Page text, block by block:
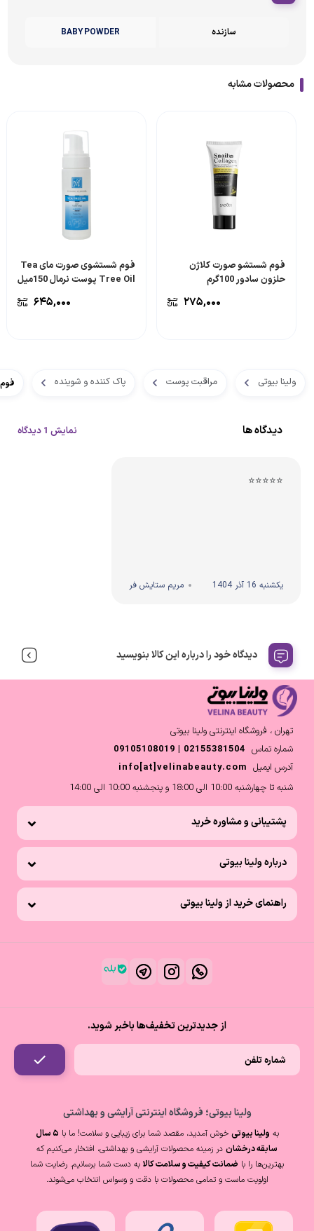
سازنده BABY POWDER
محصولات مشابه
فوم شستشو صورت کلاژن
حلزون سادور 100گرم
۲۷۵,۰۰۰
فوم شستشوی صورت مای Tea
Tree Oil پوست نرمال 150میل
۶۴۵,۰۰۰
ولینا بیوتی مراقبت پوست پاک کننده و شوینده فوم
دیدگاه ها نمایش 1 دیدگاه
⭐⭐⭐⭐⭐
یکشنبه 16 آذر 1404 مریم ستایش فر
دیدگاه خود را درباره این کالا بنویسید
تهران ، فروشگاه اینترنتی ولینا بیوتی
شماره تماس 02155381504 | 09105108019
آدرس ایمیل info[at]velinabeauty.com
شنبه تا چهارشنبه 10:00 الی 18:00 و پنجشنبه 10:00 الی 14:00
پشتیبانی و مشاوره خرید
درباره ولینا بیوتی
راهنمای خرید از ولینا بیوتی
از جدیدترین تخفیف‌ها باخبر شوید.
ولینا بیوتی؛ فروشگاه اینترنتی آرایشی و بهداشتی
به ولینا بیوتی خوش آمدید، مقصد شما برای زیبایی و سلامت! ما با
۵ سال
سابقه درخشان در زمینه محصولات آرایشی و بهداشتی، افتخار می‌کنیم که
بهترین‌ها را با ضمانت کیفیت و سلامت کالا به دست شما برسانیم. رضایت شما
اولویت ماست و تمامی محصولات با دقت و وسواس انتخاب می‌شوند.